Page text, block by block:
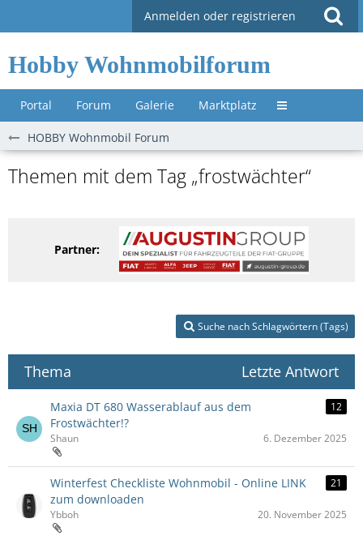
Anmelden oder registrieren
Hobby Wohnmobilforum
Portal Forum Galerie Marktplatz Untermenü »
HOBBY Wohnmobil Forum
Themen mit dem Tag „frostwächter“
Partner:
Suche nach Schlagwörtern (Tags)
Thema Letzte Antwort
Maxia DT 680 Wasserablauf aus dem
Frostwächter!?
12
Shaun 6. Dezember 2025
Winterfest Checkliste Wohnmobil - Online LINK
zum downloaden
21
Ybboh 20. November 2025